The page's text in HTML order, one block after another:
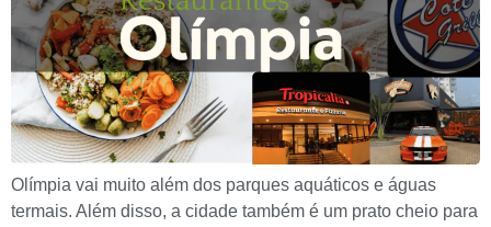
Olímpia vai muito além dos parques aquáticos e águas
termais. Além disso, a cidade também é um prato cheio para